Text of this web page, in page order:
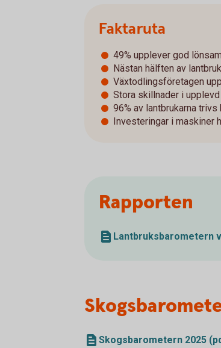
Faktaruta
49% upplever god
Nästan hälften av
Växtodlingsföretagen
Stora skillnader i
96% av lantbrukarna
Investeringar i maskiner
Rapporten
Lantbruksbarometern
Skogsbarometern 2025